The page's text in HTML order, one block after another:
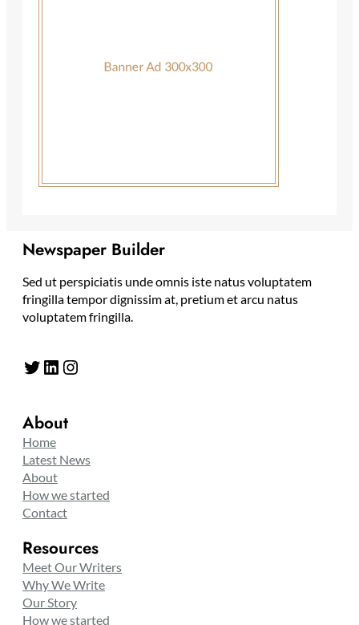
Newspaper Builder
Sed ut perspiciatis unde omnis iste natus voluptatem
fringilla tempor dignissim at, pretium et arcu natus
voluptatem fringilla.
Twitter LinkedIn Instagram
About
Home
Latest News
About
How we started
Contact
Resources
Meet Our Writers
Why We Write
Our Story
How we started